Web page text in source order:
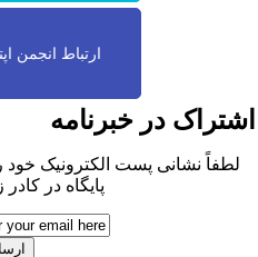
ارتباط انجمن
در خبرنامه
لطفاً نشانی پست الکترونیک خود
پایگاه در کادر